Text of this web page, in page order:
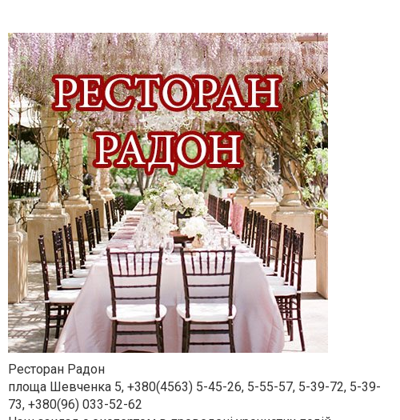
Ресторан Радон
площа Шевченка 5, +380(4563) 5-45-26, 5-55-57, 5-39-72, 5-39-
73, +380(96) 033-52-62